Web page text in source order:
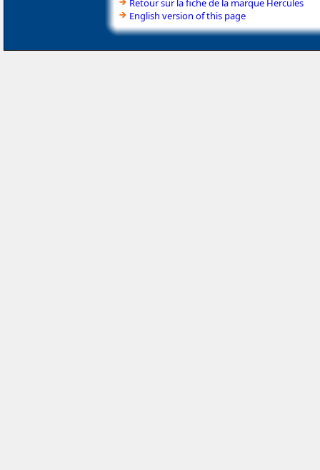
Retour sur la fiche de la marque Hercules
English version of this page